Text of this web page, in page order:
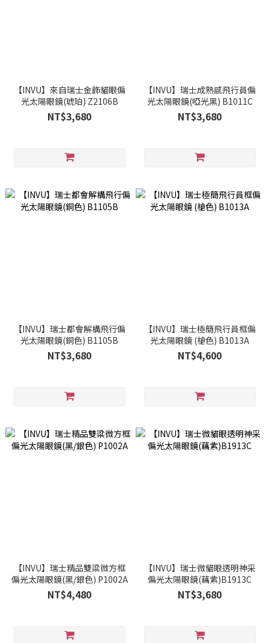
【INVU】來自瑞士金飾貓眼偏
光太陽眼鏡(琥珀) Z2106B
NT$3,680
【INVU】瑞士成熟感飛行員偏
光太陽眼鏡(啞光黑) B1011C
NT$3,680
【INVU】瑞士都會解構飛行偏
光太陽眼鏡(銅色) B1105B
NT$3,680
【INVU】瑞士極簡飛行員框偏
光太陽眼鏡 (槍色) B1013A
NT$4,600
【INVU】瑞士精品雙粱微方框
偏光太陽眼鏡(黑/銀色) P1002A
NT$4,480
【INVU】瑞士微貓眼透明神采
偏光太陽眼鏡(藕紫)B1913C
NT$3,680